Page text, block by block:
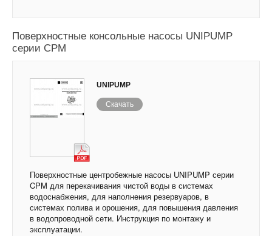
Поверхностные консольные насосы UNIPUMP
серии CPM
UNIPUMP
Скачать
Поверхностные центробежные насосы UNIPUMP серии
CPM для перекачивания чистой воды в системах
водоснабжения, для наполнения резервуаров, в
системах полива и орошения, для повышения давления
в водопроводной сети. Инструкция по монтажу и
эксплуатации.